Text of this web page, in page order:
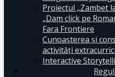
Proiectul „Zambet
„Dam click pe
Fara Frontiere
Cunoașterea și
activități
Interactive